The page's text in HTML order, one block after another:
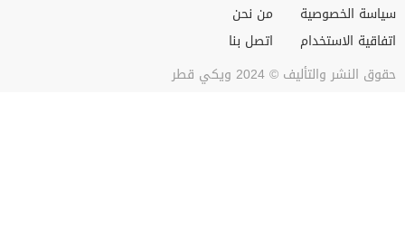
سياسة الخصوصية
اتفاقية الاستخدام
من نحن
اتصل بنا
حقوق النشر والتأليف © 2024 ويكي قطر